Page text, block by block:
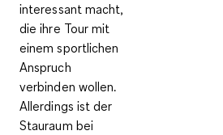
interessant macht,
die ihre Tour mit
einem sportlichen
Anspruch
verbinden wollen.
Allerdings ist der
Stauraum bei